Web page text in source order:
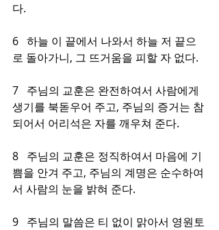
다.
6   하늘 이 끝에서 나와서 하늘 저 끝으
로 돌아가니, 그 뜨거움을 피할 자 없다.
7   주님의 교훈은 완전하여서 사람에게
생기를 북돋우어 주고, 주님의 증거는 참
되어서 어리석은 자를 깨우쳐 준다.
8   주님의 교훈은 정직하여서 마음에 기
쁨을 안겨 주고, 주님의 계명은 순수하여
서 사람의 눈을 밝혀 준다.
9   주님의 말씀은 티 없이 맑아서 영원토